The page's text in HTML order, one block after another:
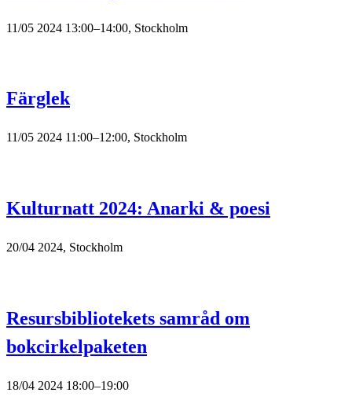
11/05 2024 13:00–14:00, Stockholm
Färglek
11/05 2024 11:00–12:00, Stockholm
Kulturnatt 2024: Anarki & poesi
20/04 2024, Stockholm
Resursbibliotekets samråd om
bokcirkelpaketen
18/04 2024 18:00–19:00